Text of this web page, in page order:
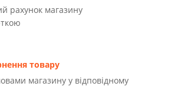
рахунок магазину
товару
магазину у відповідному